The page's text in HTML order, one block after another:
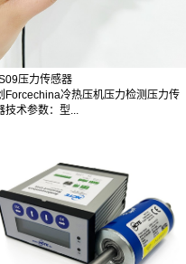
压力传感器
Forcechina冷热压机压力检测压力传
技术参数：型...